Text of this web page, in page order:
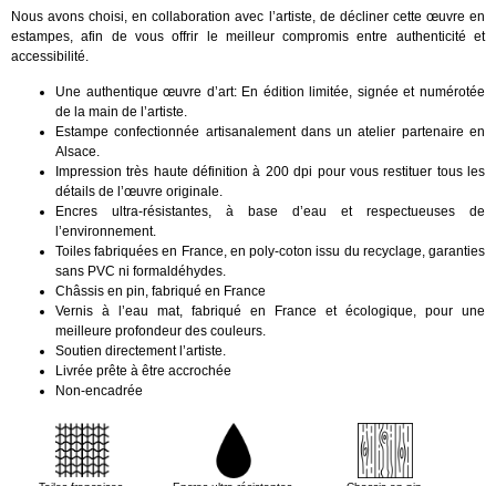
Nous avons choisi, en collaboration avec l’artiste, de décliner cette œuvre en
estampes, afin de vous offrir le meilleur compromis entre authenticité et
accessibilité.
Une authentique œuvre d’art: En édition limitée, signée et numérotée
de la main de l’artiste.
Estampe confectionnée artisanalement dans un atelier partenaire en
Alsace.
Impression très haute définition à 200 dpi pour vous restituer tous les
détails de l’œuvre originale.
Encres ultra-résistantes, à base d’eau et respectueuses de
l’environnement.
Toiles fabriquées en France, en poly-coton issu du recyclage, garanties
sans PVC ni formaldéhydes.
Châssis en pin, fabriqué en France
Vernis à l’eau mat, fabriqué en France et écologique, pour une
meilleure profondeur des couleurs.
Soutien directement l’artiste.
Livrée prête à être accrochée
Non-encadrée